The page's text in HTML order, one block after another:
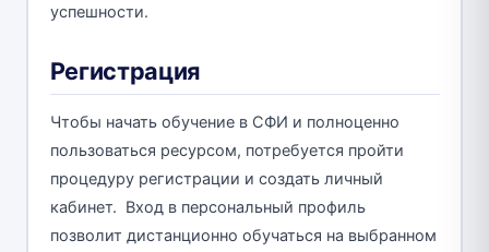
успешности.
Регистрация
Чтобы начать обучение в СФИ и полноценно
пользоваться ресурсом, потребуется пройти
процедуру регистрации и создать личный
кабинет. Вход в персональный профиль
позволит дистанционно обучаться на выбранном